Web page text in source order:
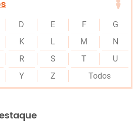
D E F
G
K L M
N
R S T
U
Y Z Todos